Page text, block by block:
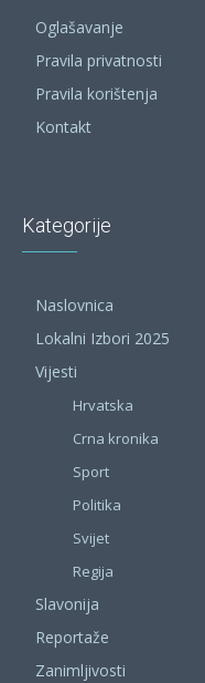
Oglašavanje
Pravila privatnosti
Pravila korištenja
Kontakt
Kategorije
Naslovnica
Lokalni Izbori 2025
Vijesti
Hrvatska
Crna kronika
Sport
Politika
Svijet
Regija
Slavonija
Reportaže
Zanimljivosti